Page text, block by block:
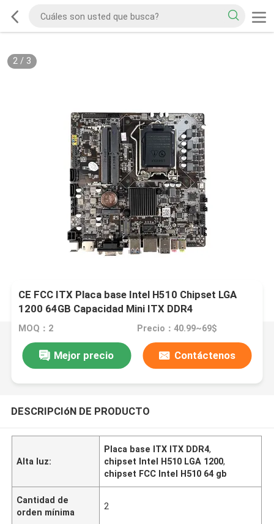
2/ 3
CE FCC ITX Placa base Intel H510 Chipset LGA
1200 64GB Capacidad Mini ITX DDR4
MOQ：2 Precio：40.99~69$
Mejor precio Contáctenos
DESCRIPCIóN DE PRODUCTO
Alta luz:
Placa base ITX ITX DDR4,
chipset Intel H510 LGA 1200,
chipset FCC Intel H510 64 gb
Cantidad de
orden mínima
2